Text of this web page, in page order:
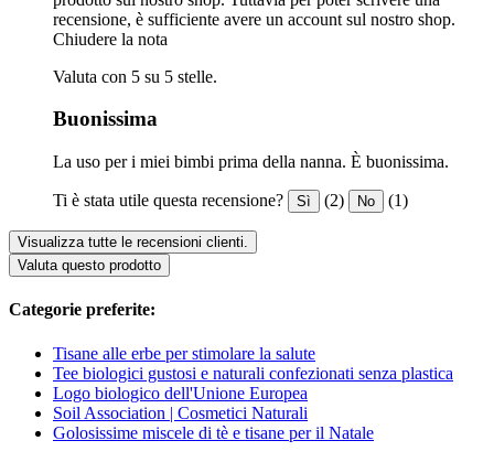
recensione, è sufficiente avere un account sul nostro shop.
Chiudere la nota
Valuta con 5 su 5 stelle.
Buonissima
La uso per i miei bimbi prima della nanna. È buonissima.
Ti è stata utile questa recensione? Sì (2) No (1)
Visualizza tutte le recensioni clienti.
Valuta questo prodotto
Categorie preferite:
Tisane alle erbe per stimolare la salute
Tee biologici gustosi e naturali confezionati senza plastica
Logo biologico dell'Unione Europea
Soil Association | Cosmetici Naturali
Golosissime miscele di tè e tisane per il Natale